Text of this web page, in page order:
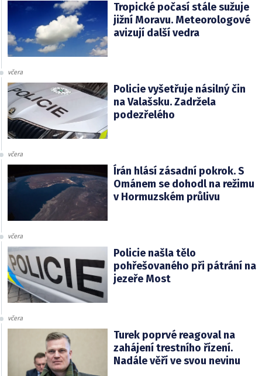
Tropické počasí stále sužuje
jižní Moravu. Meteorologové
avizují další vedra
včera
Policie vyšetřuje násilný čin
na Valašsku. Zadržela
podezřelého
včera
Írán hlásí zásadní pokrok. S
Ománem se dohodl na režimu
v Hormuzském průlivu
včera
Policie našla tělo
pohřešovaného při pátrání na
jezeře Most
včera
Turek poprvé reagoval na
zahájení trestního řízení.
Nadále věří ve svou nevinu